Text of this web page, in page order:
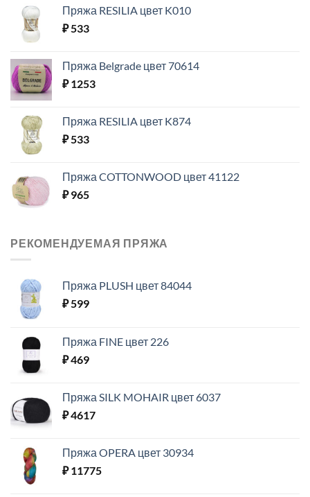
Пряжа RESILIA цвет K010
₽533
Пряжа Belgrade цвет 70614
₽1253
Пряжа RESILIA цвет K874
₽533
Пряжа COTTONWOOD цвет 41122
₽965
РЕКОМЕНДУЕМАЯ ПРЯЖА
Пряжа PLUSH цвет 84044
₽599
Пряжа FINE цвет 226
₽469
Пряжа SILK MOHAIR цвет 6037
₽4617
Пряжа OPERA цвет 30934
₽11775